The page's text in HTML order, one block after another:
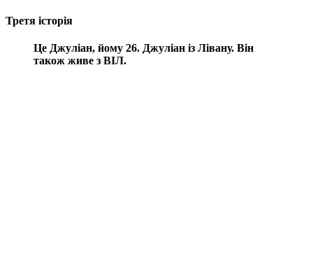
Третя історія
Це Джуліан, йому 26. Джуліан із Лівану. Він
також живе з ВІЛ.